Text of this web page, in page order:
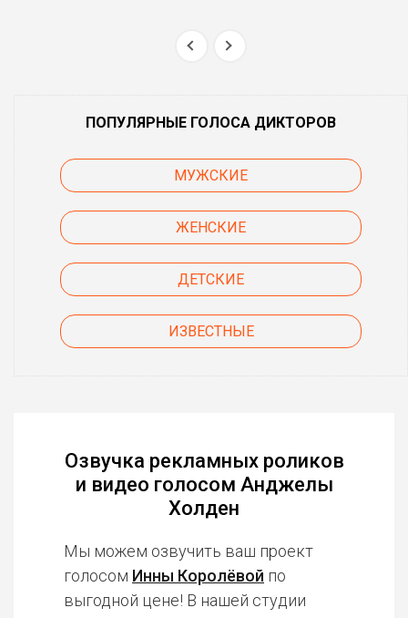
ПОПУЛЯРНЫЕ ГОЛОСА ДИКТОРОВ
МУЖСКИЕ
ЖЕНСКИЕ
ДЕТСКИЕ
ИЗВЕСТНЫЕ
Озвучка рекламных роликов
и видео голосом Анджелы
Холден
Мы можем озвучить ваш проект
голосом Инны Королёвой по
выгодной цене! В нашей студии